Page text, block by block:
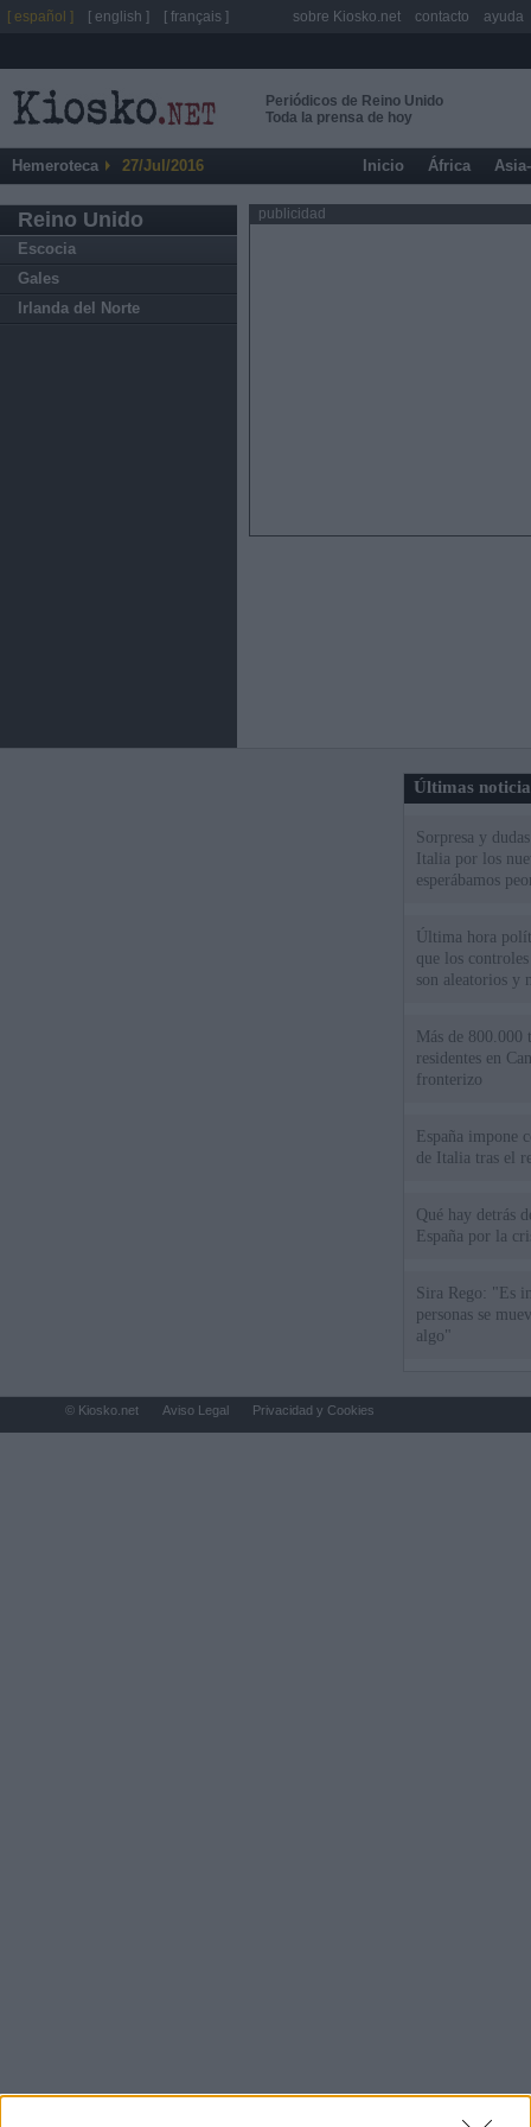
Periódicos de Reino Unido
Toda la prensa de hoy
Hemeroteca 27/Jul/2016 Inicio África
Reino Unido
Escocia
Gales
Irlanda del Norte
publicidad
Últimas
Sorpresa y
Italia por los
esperábamos
Última hora
que los
son aleatorios y
Más de 800.000
residentes en
fronterizo
España impone
de Italia tras el
Qué hay detrás
España por la
Sira Rego: "Es
personas se
algo"
[ español ] [ english ] [ français ] sobre Kiosko.net contacto ayuda
© Kiosko.net Aviso Legal Privacidad y Cookies